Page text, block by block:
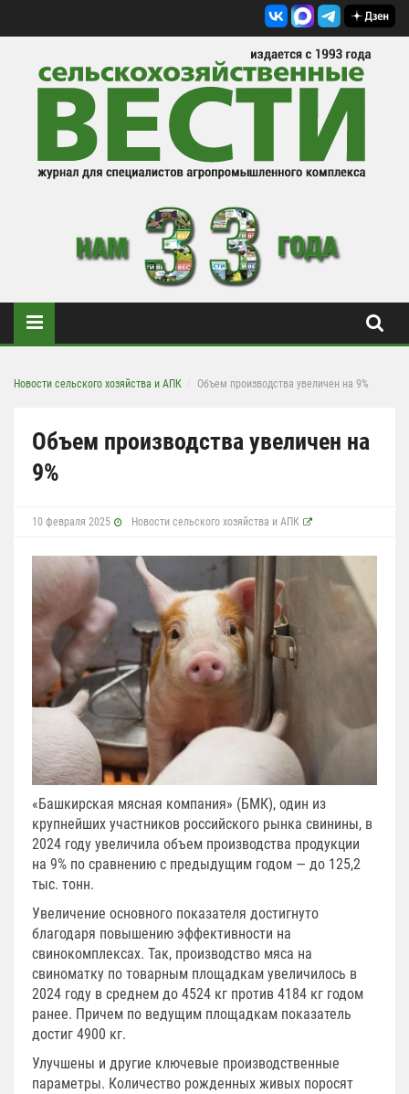
Новости сельского хозяйства и АПК Объем производства увеличен на 9%
Объем производства увеличен на
9%
10 февраля 2025 Новости сельского хозяйства и АПК
«Башкирская мясная компания» (БМК), один из
крупнейших участников российского рынка свинины, в
2024 году увеличила объем производства продукции
на 9% по сравнению с предыдущим годом — до 125,2
тыс. тонн.
Увеличение основного показателя достигнуто
благодаря повышению эффективности на
свинокомплексах. Так, производство мяса на
свиноматку по товарным площадкам увеличилось в
2024 году в среднем до 4524 кг против 4184 кг годом
ранее. Причем по ведущим площадкам показатель
достиг 4900 кг.
Улучшены и другие ключевые производственные
параметры. Количество рожденных живых поросят